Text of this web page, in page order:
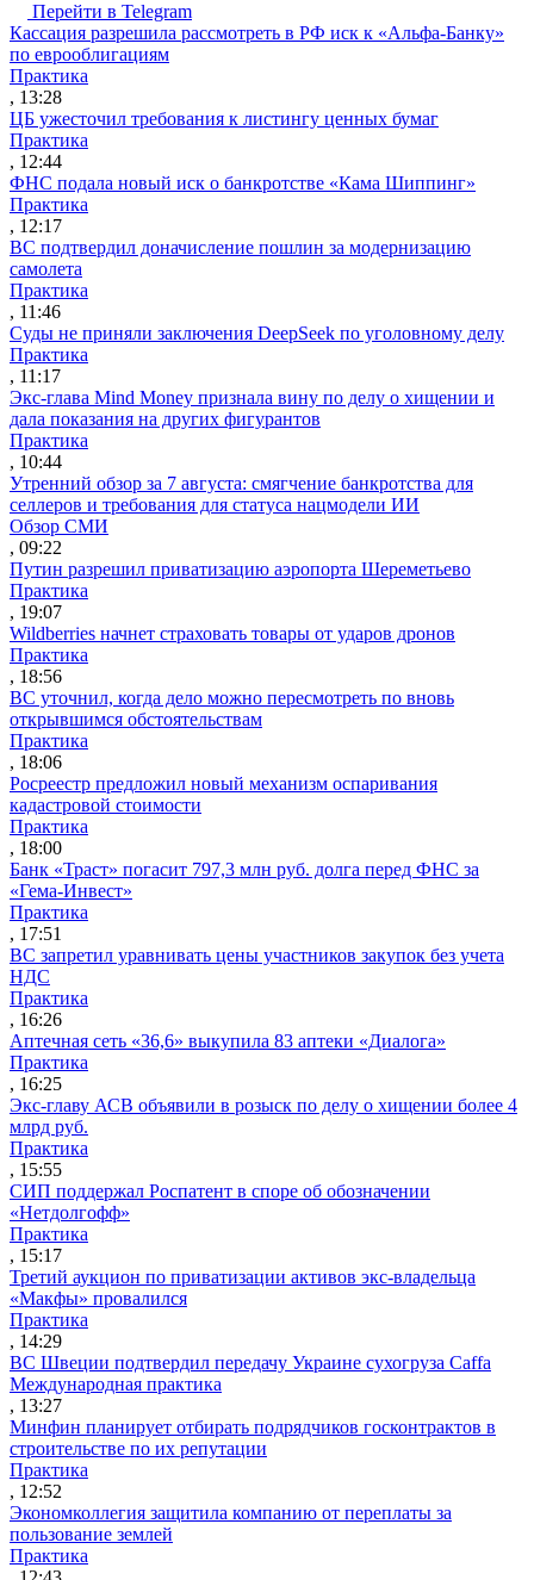
Перейти в Telegram
Кассация разрешила рассмотреть в РФ иск к «Альфа-Банку»
по еврооблигациям
Практика
, 13:28
ЦБ ужесточил требования к листингу ценных бумаг
Практика
, 12:44
ФНС подала новый иск о банкротстве «Кама Шиппинг»
Практика
, 12:17
ВС подтвердил доначисление пошлин за модернизацию
самолета
Практика
, 11:46
Суды не приняли заключения DeepSeek по уголовному делу
Практика
, 11:17
Экс-глава Mind Money признала вину по делу о хищении и
дала показания на других фигурантов
Практика
, 10:44
Утренний обзор за 7 августа: смягчение банкротства для
селлеров и требования для статуса нацмодели ИИ
Обзор СМИ
, 09:22
Путин разрешил приватизацию аэропорта Шереметьево
Практика
, 19:07
Wildberries начнет страховать товары от ударов дронов
Практика
, 18:56
ВС уточнил, когда дело можно пересмотреть по вновь
открывшимся обстоятельствам
Практика
, 18:06
Росреестр предложил новый механизм оспаривания
кадастровой стоимости
Практика
, 18:00
Банк «Траст» погасит 797,3 млн руб. долга перед ФНС за
«Гема-Инвест»
Практика
, 17:51
ВС запретил уравнивать цены участников закупок без учета
НДС
Практика
, 16:26
Аптечная сеть «36,6» выкупила 83 аптеки «Диалога»
Практика
, 16:25
Экс-главу АСВ объявили в розыск по делу о хищении более 4
млрд руб.
Практика
, 15:55
СИП поддержал Роспатент в споре об обозначении
«Нетдолгофф»
Практика
, 15:17
Третий аукцион по приватизации активов экс-владельца
«Макфы» провалился
Практика
, 14:29
ВС Швеции подтвердил передачу Украине сухогруза Caffa
Международная практика
, 13:27
Минфин планирует отбирать подрядчиков госконтрактов в
строительстве по их репутации
Практика
, 12:52
Экономколлегия защитила компанию от переплаты за
пользование землей
Практика